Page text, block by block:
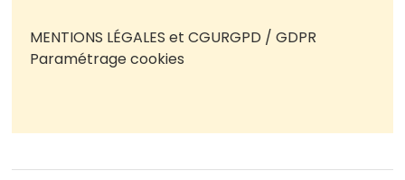
MENTIONS LÉGALES et CGURGPD / GDPR
Paramétrage cookies